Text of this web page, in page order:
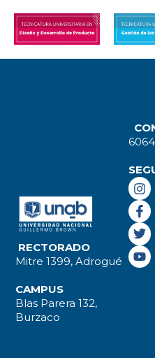
RECTORADO
Mitre 1399, Adrogué
CAMPUS
Blas Parera 132,
Burzaco